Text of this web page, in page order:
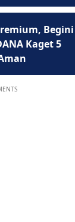
Begini
Kaget 5